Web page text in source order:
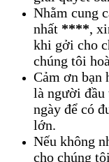
Nhằm cung
nhất ****,
khi gởi cho
chúng tôi
Cảm ơn bạn
là người đầu
ngày để có
lớn.
Nếu không
cho chúng